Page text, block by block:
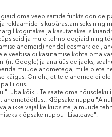
huuli toita ja niisutada.
TOOTE OMADUSED